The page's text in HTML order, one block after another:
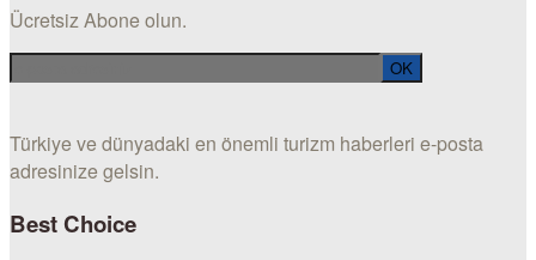
Ücretsiz Abone olun.
Türkiye ve dünyadaki en önemli turizm haberleri e-posta
adresinize gelsin.
Best Choice